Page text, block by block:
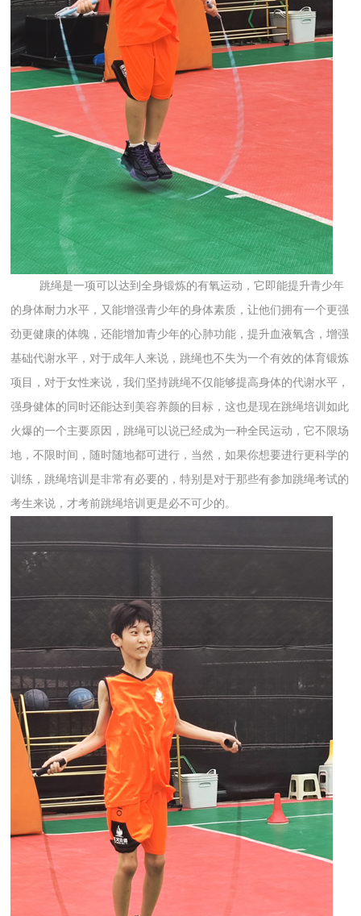
跳绳是一项可以达到全身锻炼的有氧运动，它即能提升青少年
的身体耐力水平，又能增强青少年的身体素质，让他们拥有一个更强
劲更健康的体魄，还能增加青少年的心肺功能，提升血液氧含，增强
基础代谢水平，对于成年人来说，跳绳也不失为一个有效的体育锻炼
项目，对于女性来说，我们坚持跳绳不仅能够提高身体的代谢水平，
强身健体的同时还能达到美容养颜的目标，这也是现在跳绳培训如此
火爆的一个主要原因，跳绳可以说已经成为一种全民运动，它不限场
地，不限时间，随时随地都可进行，当然，如果你想要进行更科学的
训练，跳绳培训是非常有必要的，特别是对于那些有参加跳绳考试的
考生来说，才考前跳绳培训更是必不可少的。